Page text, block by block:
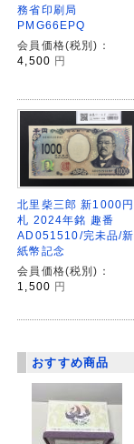
務省印刷局
PMG66EPQ
会員価格(税別)：
4,500 円
北里柴三郎 新1000円
札 2024年銘 趣番
AD051510/完未品/新
紙幣記念
会員価格(税別)：
1,500 円
おすすめ商品